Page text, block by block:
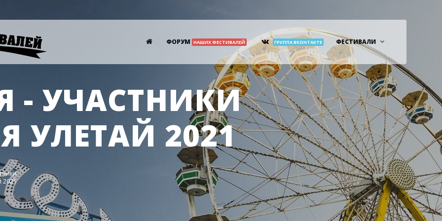
ФОРУМ НАШИХ ФЕСТИВАЛЕЙ ГРУППА ВКОНТАКТЕ ФЕСТИВАЛИ
- УЧАСТНИКИ
УЛЕТАЙ 2021
2021